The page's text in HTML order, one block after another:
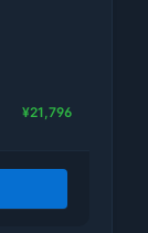
¥21,796